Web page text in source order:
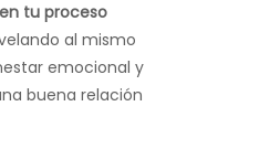
tu proceso
al mismo
emocional y
buena relación